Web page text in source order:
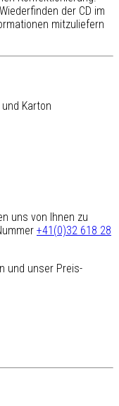
der CD im
mitzuliefern
Karton
uns von Ihnen zu
+41(0)32 618 28
und unser Preis-